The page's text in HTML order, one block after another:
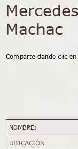
Machac
Comparte dando clic
NOMBRE:
UBICACIÓN